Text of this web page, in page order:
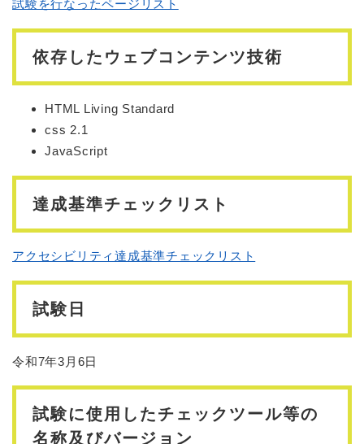
試験を行なったページリスト
依存したウェブコンテンツ技術
HTML Living Standard
css 2.1
JavaScript
達成基準チェックリスト
アクセシビリティ達成基準チェックリスト
試験日
令和7年3月6日
試験に使用したチェックツール等の
名称及びバージョン